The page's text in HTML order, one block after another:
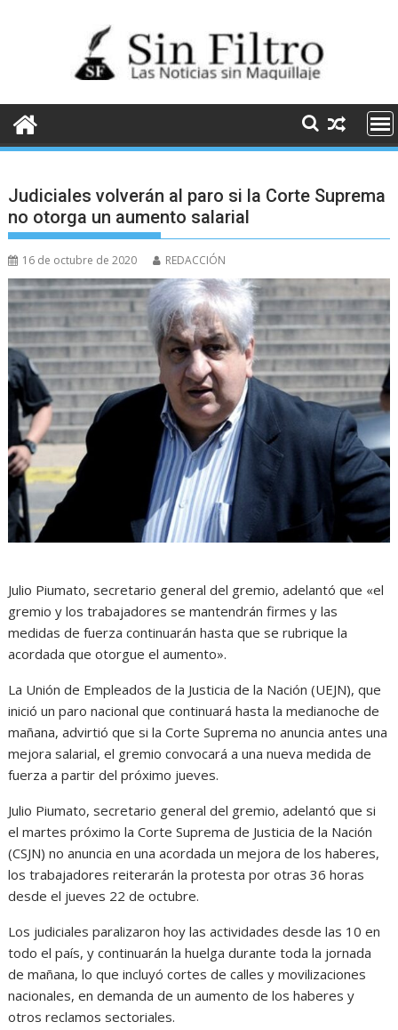
Judiciales volverán al paro si la Corte Suprema
no otorga un aumento salarial
16 de octubre de 2020 REDACCIÓN
Julio Piumato, secretario general del gremio, adelantó que «el
gremio y los trabajadores se mantendrán firmes y las
medidas de fuerza continuarán hasta que se rubrique la
acordada que otorgue el aumento».
La Unión de Empleados de la Justicia de la Nación (UEJN), que
inició un paro nacional que continuará hasta la medianoche de
mañana, advirtió que si la Corte Suprema no anuncia antes una
mejora salarial, el gremio convocará a una nueva medida de
fuerza a partir del próximo jueves.
Julio Piumato, secretario general del gremio, adelantó que si
el martes próximo la Corte Suprema de Justicia de la Nación
(CSJN) no anuncia en una acordada un mejora de los haberes,
los trabajadores reiterarán la protesta por otras 36 horas
desde el jueves 22 de octubre.
Los judiciales paralizaron hoy las actividades desde las 10 en
todo el país, y continuarán la huelga durante toda la jornada
de mañana, lo que incluyó cortes de calles y movilizaciones
nacionales, en demanda de un aumento de los haberes y
otros reclamos sectoriales.